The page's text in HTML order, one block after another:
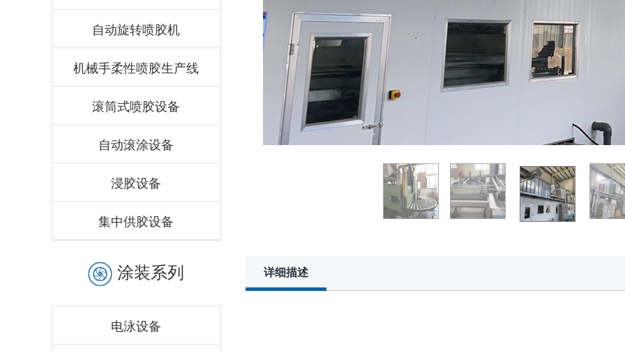
自动旋转喷胶机
机械手柔性喷胶生产线
滚筒式喷胶设备
自动滚涂设备
浸胶设备
集中供胶设备
涂装系列
电泳设备
详细描述